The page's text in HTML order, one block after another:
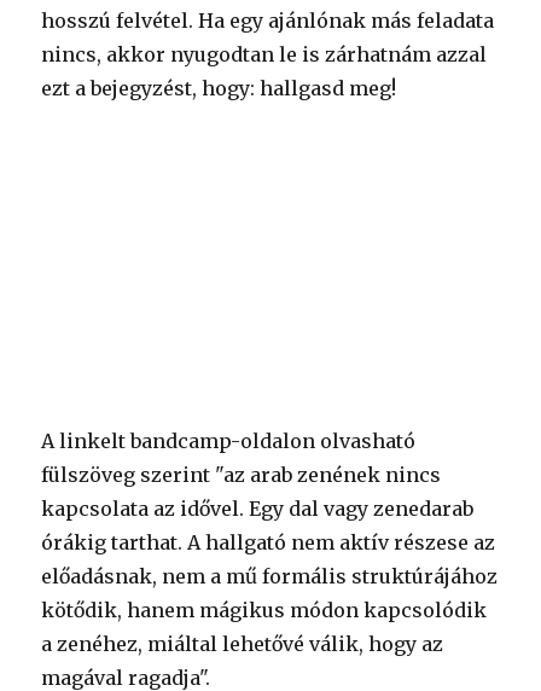
hosszú felvétel. Ha egy ajánlónak más feladata
nincs, akkor nyugodtan le is zárhatnám azzal
ezt a bejegyzést, hogy: hallgasd meg!
A linkelt bandcamp-oldalon olvasható
fülszöveg szerint "az arab zenének nincs
kapcsolata az idővel. Egy dal vagy zenedarab
órákig tarthat. A hallgató nem aktív részese az
előadásnak, nem a mű formális struktúrájához
kötődik, hanem mágikus módon kapcsolódik
a zenéhez, miáltal lehetővé válik, hogy az
magával ragadja".